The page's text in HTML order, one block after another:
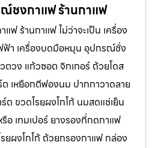
ชงกาแฟ ร้านกาแฟ
ฟ ร้านกาแฟ ไม่ว่าจะเป็น เครื่อง
ฟ้า เครื่องบดมือหมุน อุปกรณ์ชั่ง
วง แก้วซอต จิกเกอร์ ถ้วยโดส
เหยือกตีฟองนม ปากกาวาดลาย
ต ขวดโรยผงโกโก้ นมสดแช่เย็น
อ เทมเปอร์ ยางรองที่กดกาแฟ
ยผงโกโก้ ถ้วยกรองกาแฟ กล่อง